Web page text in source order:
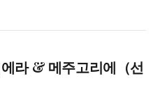
라 & 메주고리에（선